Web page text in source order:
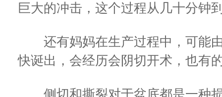
巨大的冲击，这个过程从几十分钟
还有妈妈在生产过程中，可能由
快诞出，会经历会阴切开术，也有